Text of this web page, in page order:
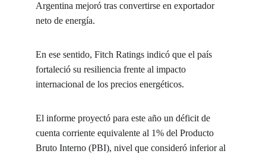
Argentina mejoró tras convertirse en exportador
neto de energía.
En ese sentido, Fitch Ratings indicó que el país
fortaleció su resiliencia frente al impacto
internacional de los precios energéticos.
El informe proyectó para este año un déficit de
cuenta corriente equivalente al 1% del Producto
Bruto Interno (PBI), nivel que consideró inferior al